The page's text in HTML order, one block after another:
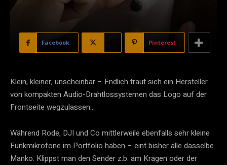
Facebook Pinterest
Klein, kleiner, unscheinbar – Endlich traut sich ein Hersteller
von kompakten Audio-Drahtlossystemen das Logo auf der
Frontseite wegzulassen…
Während Rode, DJI und Co mittlerweile ebenfalls sehr kleine
Funkmikrofone im Portfolio haben – eint bisher alle dasselbe
Manko. Klippst man den Sender z.b. am Kragen oder der